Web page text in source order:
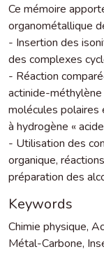
Ce mémoire
organométallique
- Insertion des
des complexes
- Réaction
actinide-
molécules
à hydrogène «
- Utilisation des
organique,
préparation des
Keywords
Chimie physique,
Métal-Carbone,